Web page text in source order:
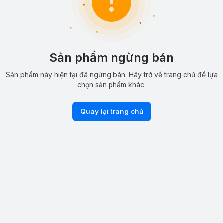
Sản phẩm ngừng bán
Sản phẩm này hiện tại đã ngừng bán. Hãy trở về trang chủ để lựa
chọn sản phẩm khác.
Quay lại trang chủ